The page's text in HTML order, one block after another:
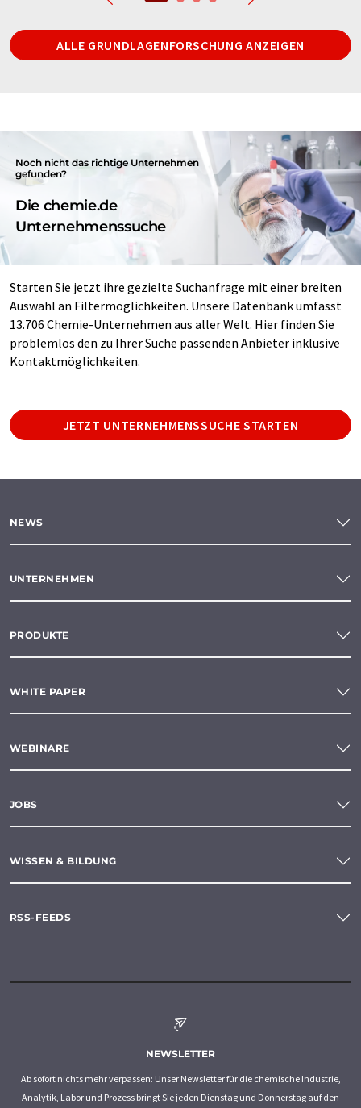
ALLE GRUNDLAGENFORSCHUNG ANZEIGEN
Noch nicht das richtige Unternehmen
gefunden?
Die chemie.de
Unternehmenssuche
Starten Sie jetzt ihre gezielte Suchanfrage mit einer breiten
Auswahl an Filtermöglichkeiten. Unsere Datenbank umfasst
13.706 Chemie-Unternehmen aus aller Welt. Hier finden Sie
problemlos den zu Ihrer Suche passenden Anbieter inklusive
Kontaktmöglichkeiten.
JETZT UNTERNEHMENSSUCHE STARTEN
NEWS
UNTERNEHMEN
PRODUKTE
WHITE PAPER
WEBINARE
JOBS
WISSEN & BILDUNG
RSS-FEEDS
NEWSLETTER
Ab sofort nichts mehr verpassen: Unser Newsletter für die chemische Industrie,
Analytik, Labor und Prozess bringt Sie jeden Dienstag und Donnerstag auf den